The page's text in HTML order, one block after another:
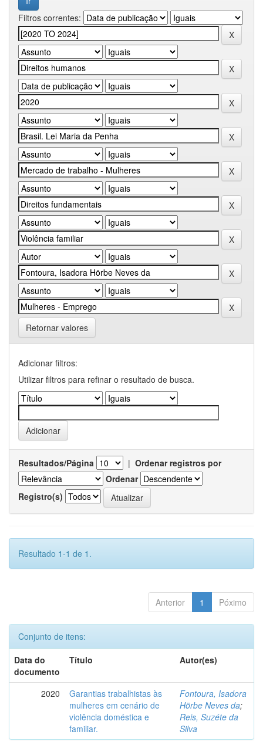
Filtros correntes:
Retornar valores
Adicionar filtros:
Utilizar filtros para refinar o resultado de busca.
Resultados/Página | Ordenar registros por
Ordenar
Registro(s)
Resultado 1-1 de 1.
Anterior 1 Póximo
Conjunto de itens:
Data do
documento
Título Autor(es)
2020
Garantias trabalhistas às
mulheres em cenário de
violência doméstica e
familiar.
Fontoura, Isadora
Hörbe Neves da;
Reis, Suzéte da
Silva